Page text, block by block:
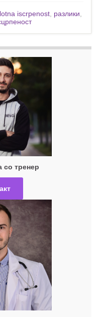
iscrpenost разлики
со тренер